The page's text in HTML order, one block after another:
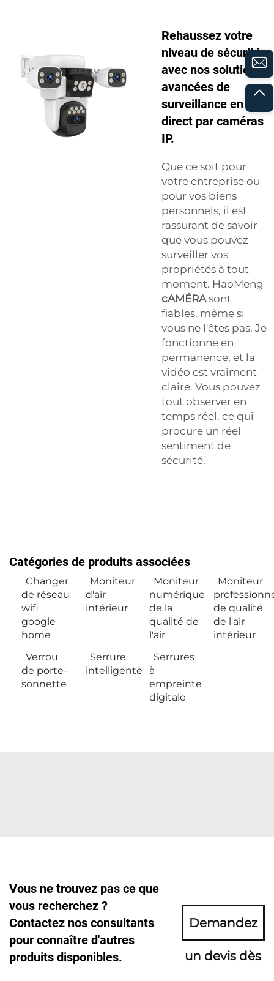
Rehaussez votre
niveau de sécurité
avec nos solutions
avancées de
surveillance en
direct par caméras
IP.
Que ce soit pour
votre entreprise ou
pour vos biens
personnels, il est
rassurant de savoir
que vous pouvez
surveiller vos
propriétés à tout
moment. HaoMeng
cAMÉRAsont
fiables, même si
vous ne l'êtes pas. Je
fonctionne en
permanence, et la
vidéo est vraiment
claire. Vous pouvez
tout observer en
temps réel, ce qui
procure un réel
sentiment de
sécurité.
Catégories de produits associées
Changer
de réseau
wifi
google
home
Moniteur
d'air
intérieur
Moniteur
numérique
de la
qualité de
l'air
Moniteur
de qualité
de l'air
intérieur
Verrou
de porte-
sonnette
Serrure
intelligente
Serrures
à
empreinte
digitale
Vous ne trouvez pas ce que
vous recherchez ?
Contactez nos consultants
pour connaître d'autres
produits disponibles.
Demandez
un devis dès